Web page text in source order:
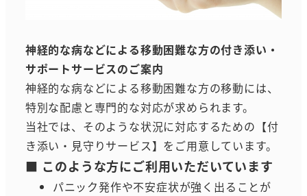
神経的な病などによる移動困難な方の付き添い・
サポートサービスのご案内
神経的な病などによる移動困難な方の移動には、
特別な配慮と専門的な対応が求められます。
当社では、そのような状況に対応するための【付
き添い・見守りサービス】をご用意しています。
■ このような方にご利用いただいています
パニック発作や不安症状が強く出ることが